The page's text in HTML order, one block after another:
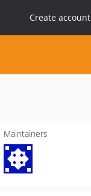
Create account
Maintainers